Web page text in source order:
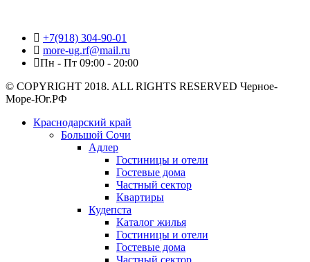
+7(918) 304-90-01
more-ug.rf@mail.ru
Пн - Пт 09:00 - 20:00
© COPYRIGHT 2018. ALL RIGHTS RESERVED Черное-
Море-Юг.РФ
Краснодарский край
Большой Сочи
Адлер
Гостиницы и отели
Гостевые дома
Частный сектор
Квартиры
Кудепста
Каталог жилья
Гостиницы и отели
Гостевые дома